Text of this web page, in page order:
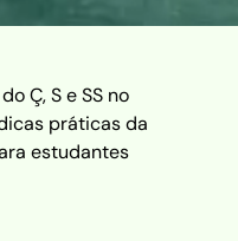
Ç, S e SS no
práticas da
estudantes